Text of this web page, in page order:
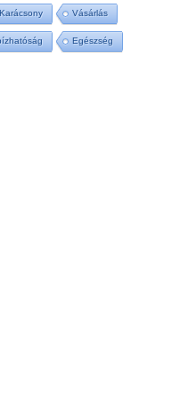
Karácsony Vásárlás
Egészség